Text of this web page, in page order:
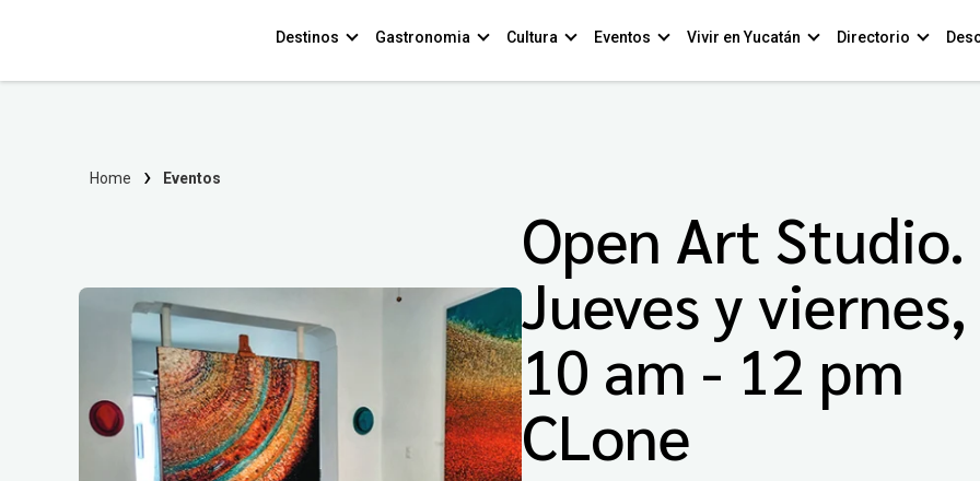
Destinos Gastronomia Cultura Eventos Vivir en Yucatán Directorio
Home Eventos
Open Art Studio.
Jueves y viernes,
10 am - 12 pm
CLone